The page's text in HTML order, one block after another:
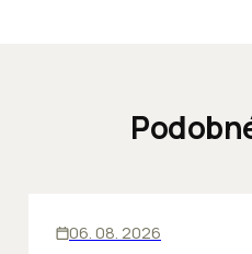
06. 08. 2026